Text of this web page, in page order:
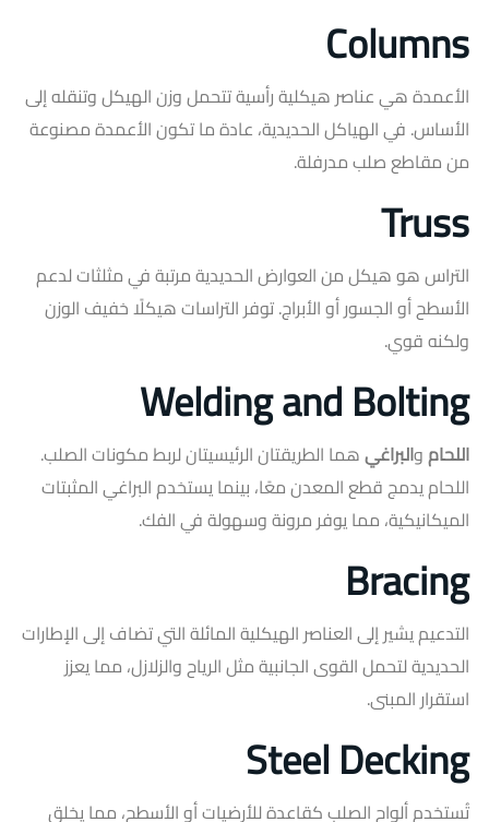
Columns
الأعمدة هي عناصر هيكلية رأسية تتحمل وزن الهيكل وتنقله إلى
الأساس. في الهياكل الحديدية، عادة ما تكون الأعمدة مصنوعة
من مقاطع صلب مدرفلة.
Truss
التراس هو هيكل من العوارض الحديدية مرتبة في مثلثات لدعم
الأسطح أو الجسور أو الأبراج. توفر التراسات هيكلًا خفيف الوزن
ولكنه قوي.
Welding and Bolting
اللحاموالبراغيهما الطريقتان الرئيسيتان لربط مكونات الصلب.
اللحام يدمج قطع المعدن معًا، بينما يستخدم البراغي المثبتات
الميكانيكية، مما يوفر مرونة وسهولة في الفك.
Bracing
التدعيم يشير إلى العناصر الهيكلية المائلة التي تضاف إلى الإطارات
الحديدية لتحمل القوى الجانبية مثل الرياح والزلازل، مما يعزز
استقرار المبنى.
Steel Decking
تُستخدم ألواح الصلب كقاعدة للأرضيات أو الأسطح، مما يخلق